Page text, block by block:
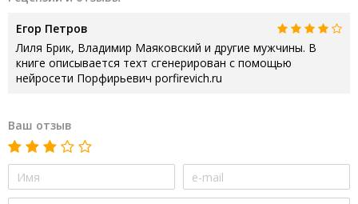
Егор Петров
Лиля Брик, Владимир Маяковский и другие мужчины. В
книге описывается техт сгенерирован с помощью
нейросети Порфирьевич porfirevich.ru
Ваш отзыв